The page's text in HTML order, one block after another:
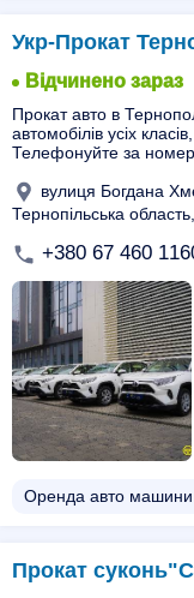
Укр-Прокат
Відчинено зараз
Прокат авто в
автомобілів усіх
Телефонуйте за
вулиця Богдана
Тернопільська
+380 67 460
Оренда авто машини
Прокат